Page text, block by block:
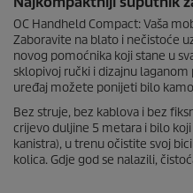
s
e
c
o
n
d
s
o
f
0
s
e
OC Handheld Compact: Vaša
Zaboravite na blato i nečistoće
novog pomoćnika koji stane u
sklopivoj ručki i dizajnu
uređaj možete ponijeti bilo
Bez struje, bez kablova i bez
crijevo duljine 5 metara i bilo
kanistra), u trenu očistite svoj
kolica. Gdje god se nalazili,